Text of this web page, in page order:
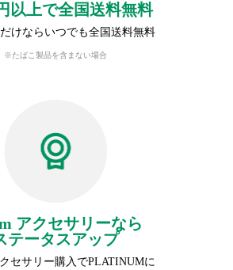
以上で全国送料無料
けならいつでも全国送料無料
※たばこ製品を含まない場合
アクセサリーなら
テータスアップ
セサリー購入でPLATINUMに